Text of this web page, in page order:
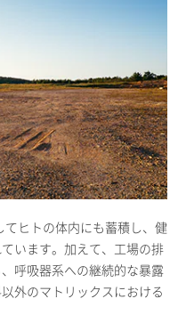
てヒトの体内にも蓄積し、健
います。加えて、工場の排
呼吸器系への継続的な暴露
外のマトリックスにおける